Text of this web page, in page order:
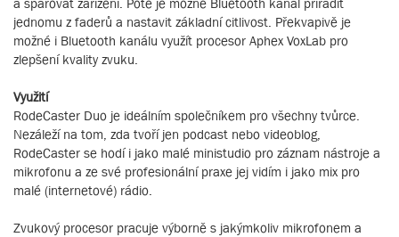
a spárovat zařízení. Poté je možné Bluetooth kanál přiřadit
jednomu z faderů a nastavit základní citlivost. Překvapivě je
možné i Bluetooth kanálu využít procesor Aphex VoxLab pro
zlepšení kvality zvuku.
Využití
RodeCaster Duo je ideálním společníkem pro všechny tvůrce.
Nezáleží na tom, zda tvoří jen podcast nebo videoblog,
RodeCaster se hodí i jako malé ministudio pro záznam nástroje a
mikrofonu a ze své profesionální praxe jej vidím i jako mix pro
malé (internetové) rádio.
Zvukový procesor pracuje výborně s jakýmkoliv mikrofonem a